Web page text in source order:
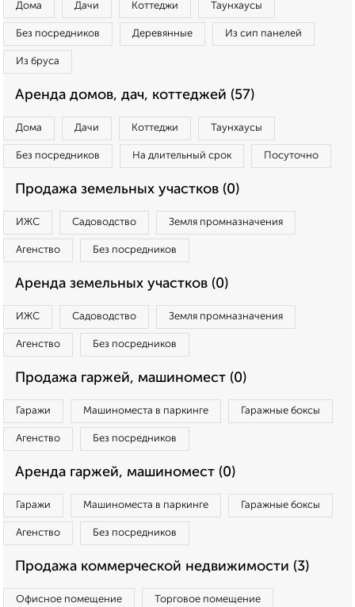
Дома Дачи Коттеджи Таунхаусы
Без посредников Деревянные Из сип панелей
Из бруса
Аренда домов, дач, коттеджей (57)
Дома Дачи Коттеджи Таунхаусы
Без посредников На длительный срок Посуточно
Продажа земельных участков (0)
ИЖС Садоводство Земля промназначения
Агенство Без посредников
Аренда земельных участков (0)
ИЖС Садоводство Земля промназначения
Агенство Без посредников
Продажа гаржей, машиномест (0)
Гаражи Машиноместа в паркинге Гаражные боксы
Агенство Без посредников
Аренда гаржей, машиномест (0)
Гаражи Машиноместа в паркинге Гаражные боксы
Агенство Без посредников
Продажа коммерческой недвижимости (3)
Офисное помещение Торговое помещение